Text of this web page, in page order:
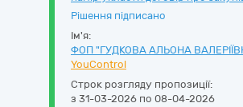
Рішення підписано
Ім'я:
ФОП "ГУДКОВА АЛЬОНА
YouControl
Строк розгляду пропозиції:
з 31-03-2026 по 08-04-2026